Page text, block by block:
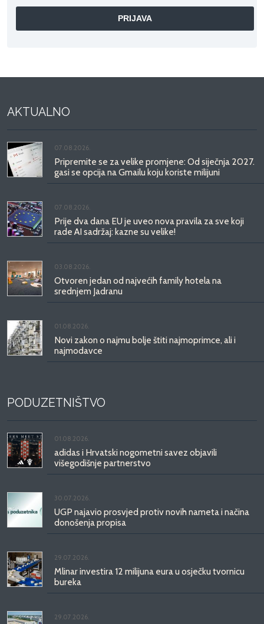
AKTUALNO
07.08.2026.
Pripremite se za velike promjene: Od siječnja 2027.
gasi se opcija na Gmailu koju koriste milijuni
07.08.2026.
Prije dva dana EU je uveo nova pravila za sve koji
rade AI sadržaj: kazne su velike!
03.08.2026.
Otvoren jedan od najvećih family hotela na
srednjem Jadranu
01.08.2026.
Novi zakon o najmu bolje štiti najmoprimce, ali i
najmodavce
PODUZETNIŠTVO
01.08.2026.
adidas i Hrvatski nogometni savez objavili
višegodišnje partnerstvo
30.07.2026.
UGP najavio prosvjed protiv novih nameta i načina
donošenja propisa
29.07.2026.
Mlinar investira 12 milijuna eura u osječku tvornicu
bureka
29.07.2026.